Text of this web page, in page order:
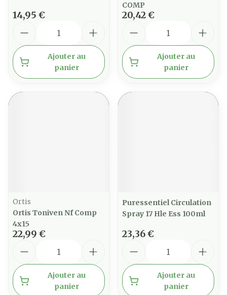
14,95 €
Ajouter au
panier
COMP
20,42 €
Ajouter au
panier
Ortis
Ortis Toniven Nf Comp
4x15
22,99 €
Ajouter au
panier
Puressentiel Circulation
Spray 17 Hle Ess 100ml
23,36 €
Ajouter au
panier